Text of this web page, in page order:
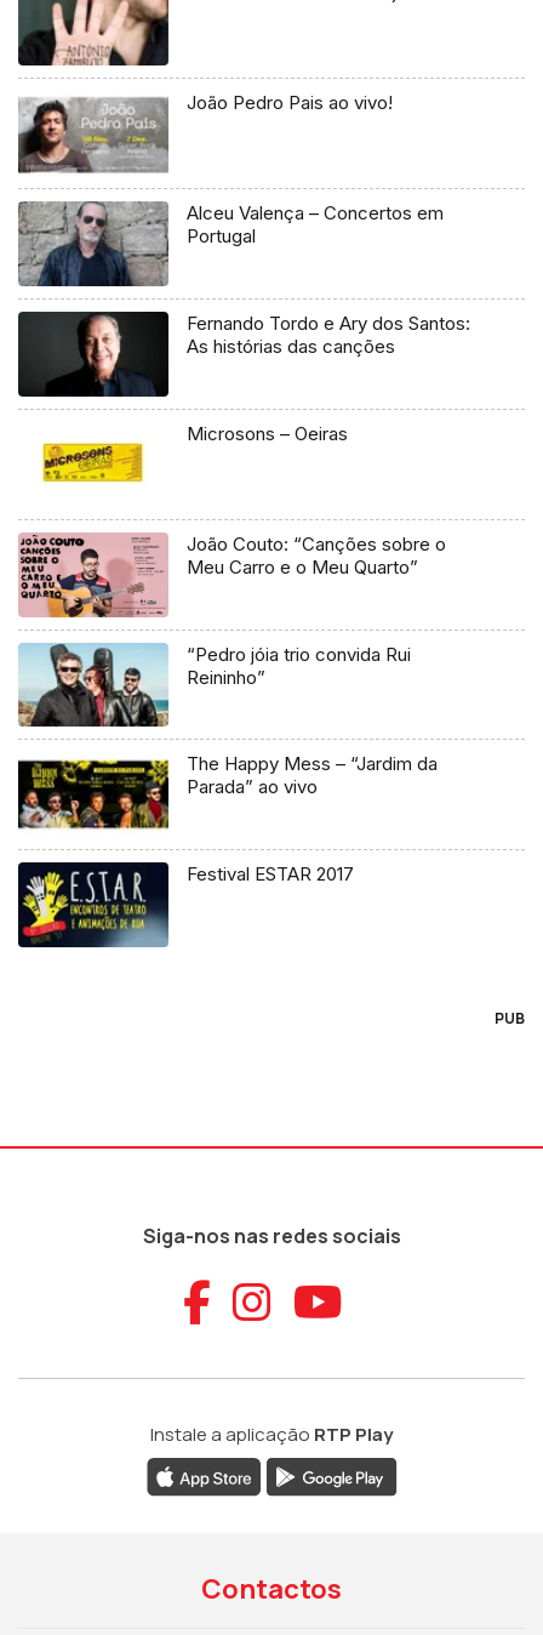
João Pedro Pais ao vivo!
Alceu Valença – Concertos em
Portugal
Fernando Tordo e Ary dos Santos:
As histórias das canções
Microsons – Oeiras
João Couto: “Canções sobre o
Meu Carro e o Meu Quarto”
“Pedro jóia trio convida Rui
Reininho”
The Happy Mess – “Jardim da
Parada” ao vivo
Festival ESTAR 2017
PUB
Siga-nos nas redes sociais
Aceder ao
Aceder ao
Aceder
Instale a aplicação RTP Play
Contactos